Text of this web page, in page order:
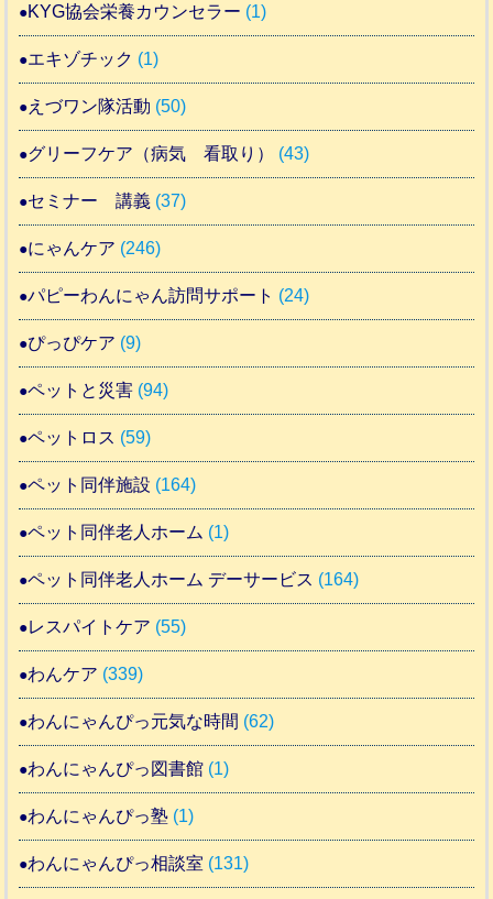
KYG協会栄養カウンセラー (1)
エキゾチック (1)
えづワン隊活動 (50)
グリーフケア（病気 看取り） (43)
セミナー 講義 (37)
にゃんケア (246)
パピーわんにゃん訪問サポート (24)
ぴっぴケア (9)
ペットと災害 (94)
ペットロス (59)
ペット同伴施設 (164)
ペット同伴老人ホーム (1)
ペット同伴老人ホーム デーサービス (164)
レスパイトケア (55)
わんケア (339)
わんにゃんぴっ元気な時間 (62)
わんにゃんぴっ図書館 (1)
わんにゃんぴっ塾 (1)
わんにゃんぴっ相談室 (131)